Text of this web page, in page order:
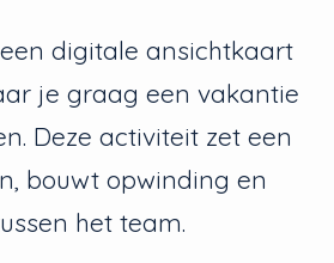
digitale ansichtkaart
je graag een vakantie
Deze activiteit zet een
bouwt opwinding en
het team.